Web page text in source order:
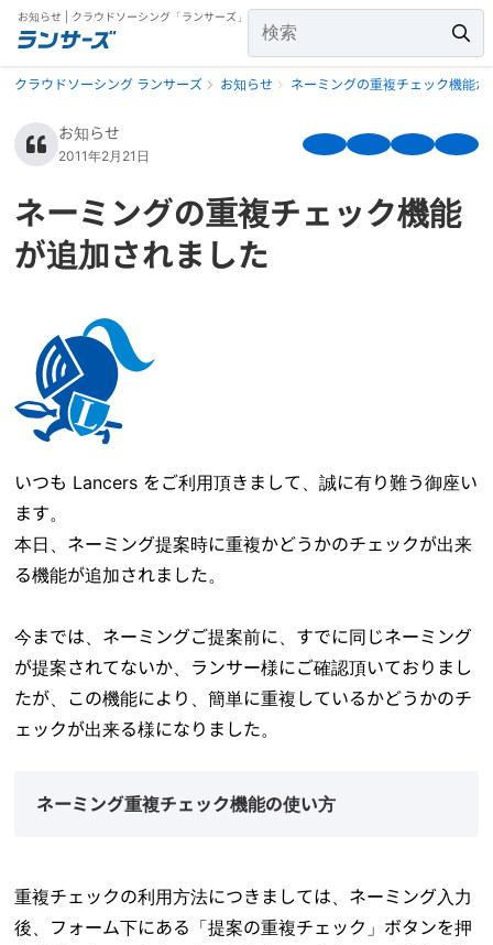
お知らせ | クラウドソーシング「ランサーズ」
クラウドソーシング ランサーズ お知らせ ネーミングの重複チェック機能
お知らせ
2011年2月21日
ネーミングの重複チェック機能
が追加されました
いつも Lancers をご利用頂きまして、誠に有り難う御座い
ます。
本日、ネーミング提案時に重複かどうかのチェックが出来
る機能が追加されました。
今までは、ネーミングご提案前に、すでに同じネーミング
が提案されてないか、ランサー様にご確認頂いておりまし
たが、この機能により、簡単に重複しているかどうかのチ
ェックが出来る様になりました。
ネーミング重複チェック機能の使い方
重複チェックの利用方法につきましては、ネーミング入力
後、フォーム下にある「提案の重複チェック」ボタンを押